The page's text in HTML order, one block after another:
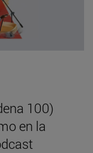
100)
en la